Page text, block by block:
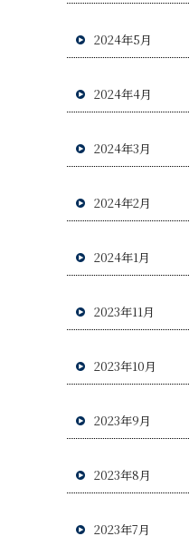
2024年5月
2024年4月
2024年3月
2024年2月
2024年1月
2023年11月
2023年10月
2023年9月
2023年8月
2023年7月